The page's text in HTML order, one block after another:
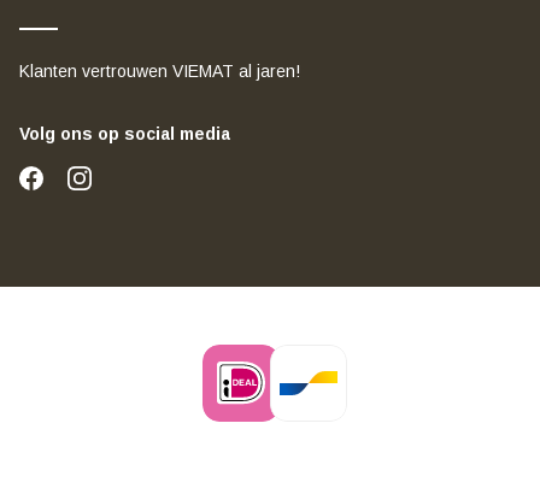
Klanten vertrouwen VIEMAT al jaren!
Volg ons op social media